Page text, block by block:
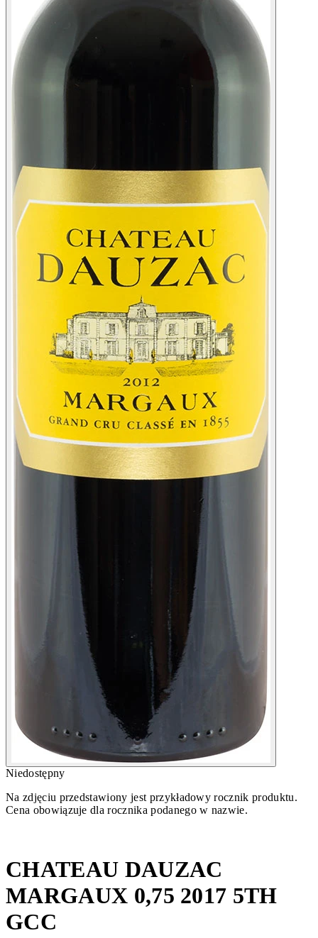
Niedostępny
Na zdjęciu przedstawiony jest przykładowy rocznik produktu.
Cena obowiązuje dla rocznika podanego w nazwie.
CHATEAU DAUZAC
MARGAUX 0,75 2017 5TH
GCC